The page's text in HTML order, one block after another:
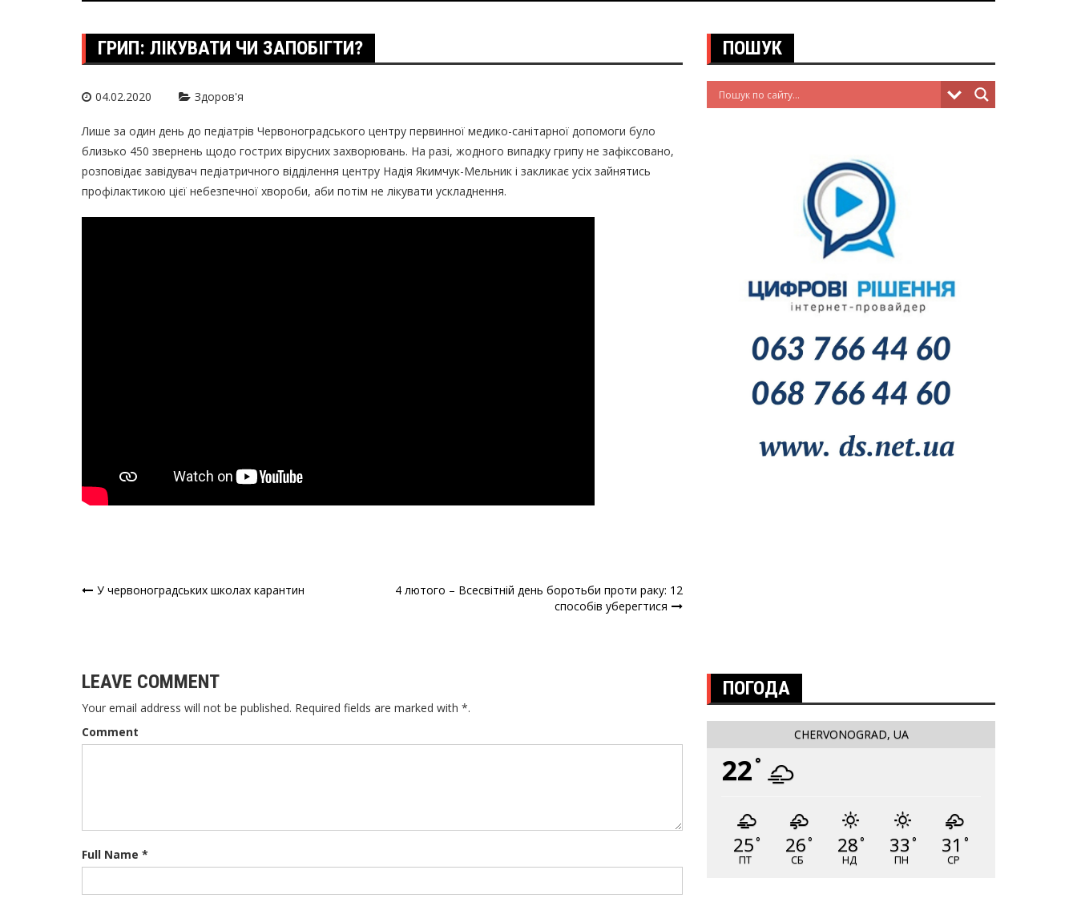
ГРИП: ЛІКУВАТИ ЧИ ЗАПОБІГТИ?
04.02.2020 Здоров'я
Лише за один день до педіатрів Червоноградського центру первинної медико-санітарної допомоги було
близько 450 звернень щодо гострих вірусних захворювань. На разі, жодного випадку грипу не зафіксовано,
розповідає завідувач педіатричного відділення центру Надія Якимчук-Мельник і закликає усіх зайнятись
профілактикою цієї небезпечної хвороби, аби потім не лікувати ускладнення.
У червоноградських школах карантин
4 лютого – Всесвітній день боротьби проти раку: 12
способів уберегтися
LEAVE COMMENT
Your email address will not be published. Required fields are marked with *.
Comment
Full Name *
ПОШУК
ПОГОДА
CHERVONOGRAD, UA
22 °
25°
ПТ
26°
СБ
28°
НД
33 °
ПН
31 °
СР